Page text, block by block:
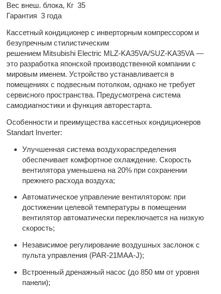
Вес внеш. блока, Кг 35
Гарантия 3 года
Кассетный кондиционер с инверторным компрессором и
безупречным стилистическим
решением Mitsubishi Electric MLZ-KA35VA/SUZ-KA35VA —
это разработка японской производственной компании с
мировым именем. Устройство устанавливается в
помещениях с подвесным потолком, однако не требует
сервисного пространства. Предусмотрена система
самодиагностики и функция авторестарта.
Особенности и преимущества кассетных кондиционеров
Standart Inverter:
Улучшенная система воздухораспределения
обеспечивает комфортное охлаждение. Скорость
вентилятора уменьшена на 20% при сохранении
прежнего расхода воздуха;
Автоматическое управление вентилятором: при
достижении целевой температуры в помещении
вентилятор автоматически переключается на низкую
скорость;
Независимое регулирование воздушных заслонок с
пульта управления (PAR-21MAA-J);
Встроенный дренажный насос (до 850 мм от уровня
панели);